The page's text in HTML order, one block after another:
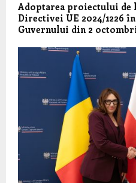
Adoptarea proiectului de
Directivei UE 2024/1226
Guvernului din 2